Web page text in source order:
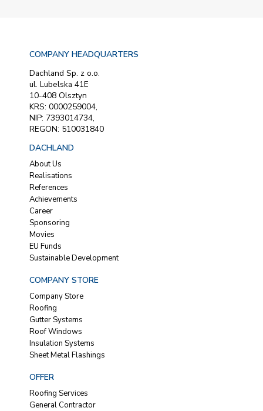
COMPANY HEADQUARTERS
Dachland Sp. z o.o.
ul. Lubelska 41E
10-408 Olsztyn
KRS: 0000259004,
NIP: 7393014734,
REGON: 510031840
DACHLAND
About Us
Realisations
References
Achievements
Career
Sponsoring
Movies
EU Funds
Sustainable Development
COMPANY STORE
Company Store
Roofing
Gutter Systems
Roof Windows
Insulation Systems
Sheet Metal Flashings
OFFER
Roofing Services
General Contractor